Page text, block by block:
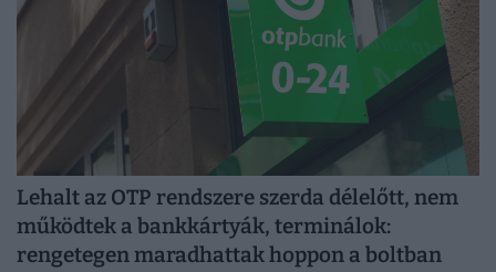
Lehalt az OTP rendszere szerda délelőtt, nem
működtek a bankkártyák, terminálok:
rengetegen maradhattak hoppon a boltban